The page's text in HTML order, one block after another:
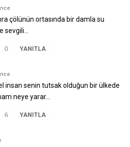
çölünün ortasında bir damla su
0 YANITLA
insan senin tutsak olduğun bir ülkede
neye yarar...
6 YANITLA